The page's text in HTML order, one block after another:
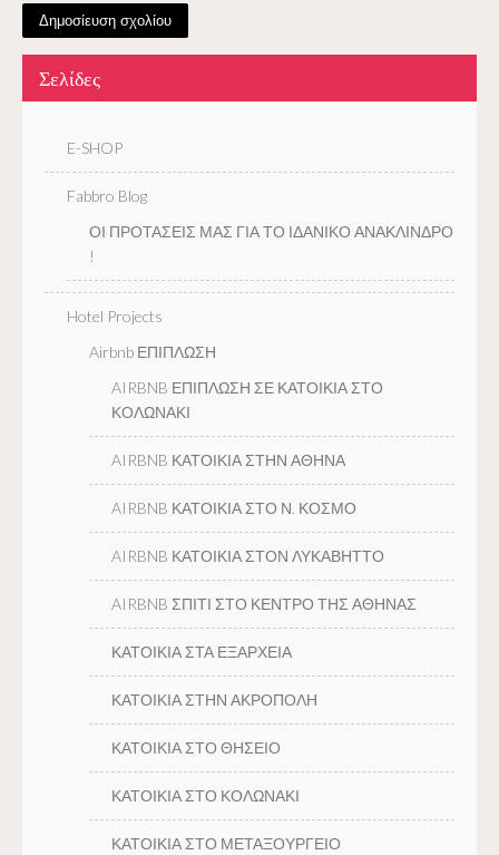
Σελίδες
E-SHOP
Fabbro Blog
ΟΙ ΠΡΟΤΑΣΕΙΣ ΜΑΣ ΓΙΑ ΤΟ ΙΔΑΝΙΚΟ ΑΝΑΚΛΙΝΔΡΟ
!
Hotel Projects
Airbnb ΕΠΙΠΛΩΣΗ
AIRBNB ΕΠΙΠΛΩΣΗ ΣΕ ΚΑΤΟΙΚΙΑ ΣΤΟ
ΚΟΛΩΝΑΚΙ
AIRBNB ΚΑΤΟΙΚΙΑ ΣΤΗΝ ΑΘΗΝΑ
AIRBNB ΚΑΤΟΙΚΙΑ ΣΤΟ Ν. ΚΟΣΜΟ
AIRBNB ΚΑΤΟΙΚΙΑ ΣΤΟΝ ΛΥΚΑΒΗΤΤΟ
AIRBNB ΣΠΙΤΙ ΣΤΟ ΚΕΝΤΡΟ ΤΗΣ ΑΘΗΝΑΣ
ΚΑΤΟΙΚΙΑ ΣΤΑ ΕΞΑΡΧΕΙΑ
ΚΑΤΟΙΚΙΑ ΣΤΗΝ ΑΚΡΟΠΟΛΗ
ΚΑΤΟΙΚΙΑ ΣΤΟ ΘΗΣΕΙΟ
ΚΑΤΟΙΚΙΑ ΣΤΟ ΚΟΛΩΝΑΚΙ
ΚΑΤΟΙΚΙΑ ΣΤΟ ΜΕΤΑΞΟΥΡΓΕΙΟ